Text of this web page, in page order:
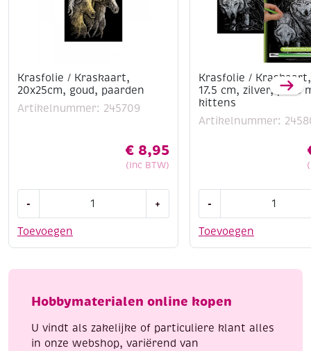
Krasfolie / Kraskaart,
20x25cm, goud, paarden
Artikelnummer: 245709
€ 8,95
(Inc BTW)
Toevoegen
-
Kraskaart,
paarden
+
Krasfolie /
17.5 cm, zilver, poes
kittens
Artikelnummer:
Toevoegen
-
Kraskaart,
17.5
zilver,
met
Hobbymaterialen online kopen
U vindt als zakelijke of particuliere klant alles
in onze webshop, variërend van